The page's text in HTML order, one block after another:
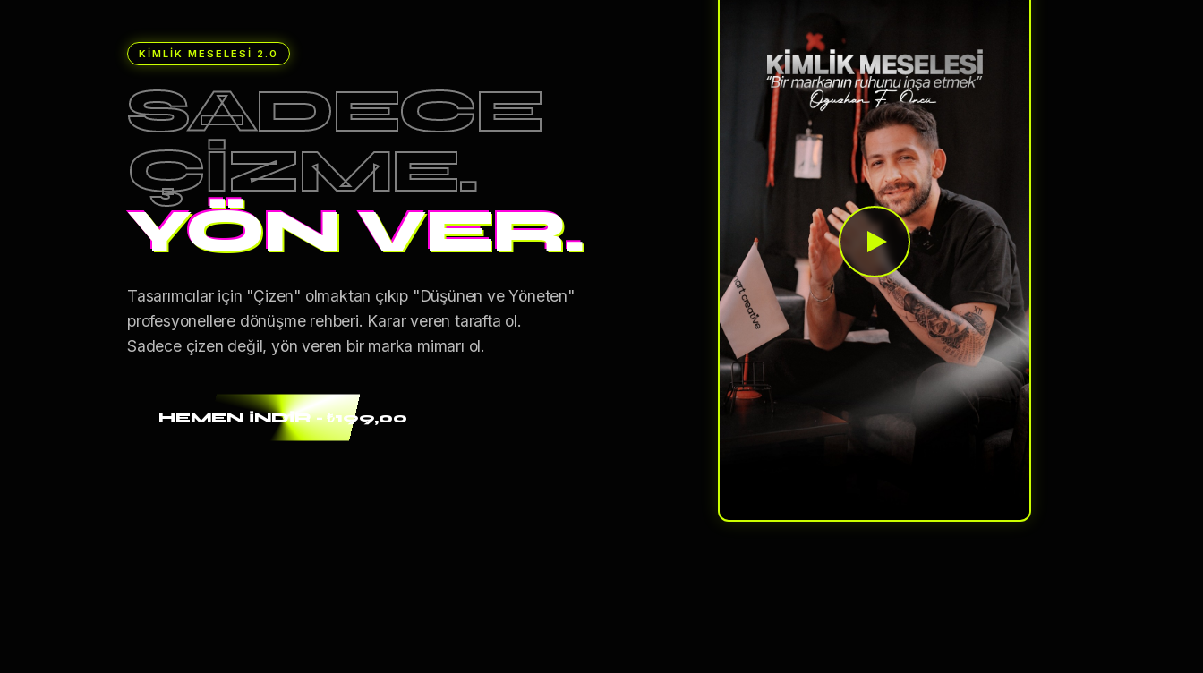
KİMLİK MESELESİ 2.0
SADECE
ÇİZME.
YÖN VER.
Tasarımcılar için "Çizen" olmaktan çıkıp "Düşünen ve Yöneten"
profesyonellere dönüşme rehberi. Karar veren tarafta ol.
Sadece çizen değil, yön veren bir marka mimarı ol.
HEMEN İNDİR - ₺199,00